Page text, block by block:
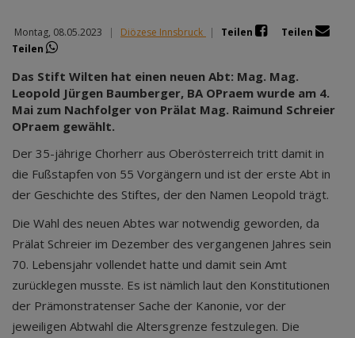
Montag, 08.05.2023 | Diözese Innsbruck | Teilen
Teilen
Teilen
Das Stift Wilten hat einen neuen Abt: Mag. Mag.
Leopold Jürgen Baumberger, BA OPraem wurde am 4.
Mai zum Nachfolger von Prälat Mag. Raimund Schreier
OPraem gewählt.
Der 35-jährige Chorherr aus Oberösterreich tritt damit in
die Fußstapfen von 55 Vorgängern und ist der erste Abt in
der Geschichte des Stiftes, der den Namen Leopold trägt.
Die Wahl des neuen Abtes war notwendig geworden, da
Prälat Schreier im Dezember des vergangenen Jahres sein
70. Lebensjahr vollendet hatte und damit sein Amt
zurücklegen musste. Es ist nämlich laut den Konstitutionen
der Prämonstratenser Sache der Kanonie, vor der
jeweiligen Abtwahl die Altersgrenze festzulegen. Die